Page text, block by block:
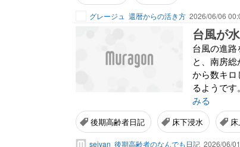
グレージュ 還暦からの活き方 2026/06/06
台風が
台風の進
と、南房
から数キロ
るようで
みる
後期高齢者日記 床下浸水
seiyan 後期高齢者のなんでも日記 2026/06/